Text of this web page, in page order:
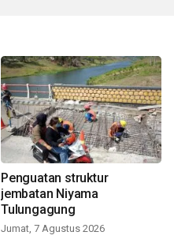
Penguatan struktur
jembatan Niyama
Tulungagung
Jumat, 7 Agustus 2026